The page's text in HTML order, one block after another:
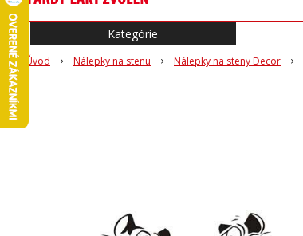
Úvod Nálepky na stenu Nálepky na steny Decor
Kategórie